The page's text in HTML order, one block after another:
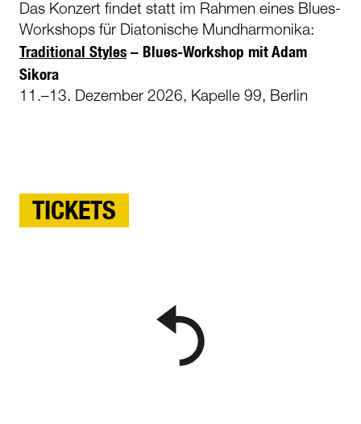
Das Konzert findet statt im Rahmen eines Blues-
Workshops für Diatonische Mundharmonika:
Traditional Styles – Blues-Workshop mit Adam
Sikora
11.–13. Dezember 2026, Kapelle 99, Berlin
TICKETS